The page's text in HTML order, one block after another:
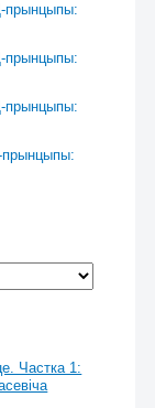
прынцыпы:
прынцыпы:
прынцыпы:
Частка 1: